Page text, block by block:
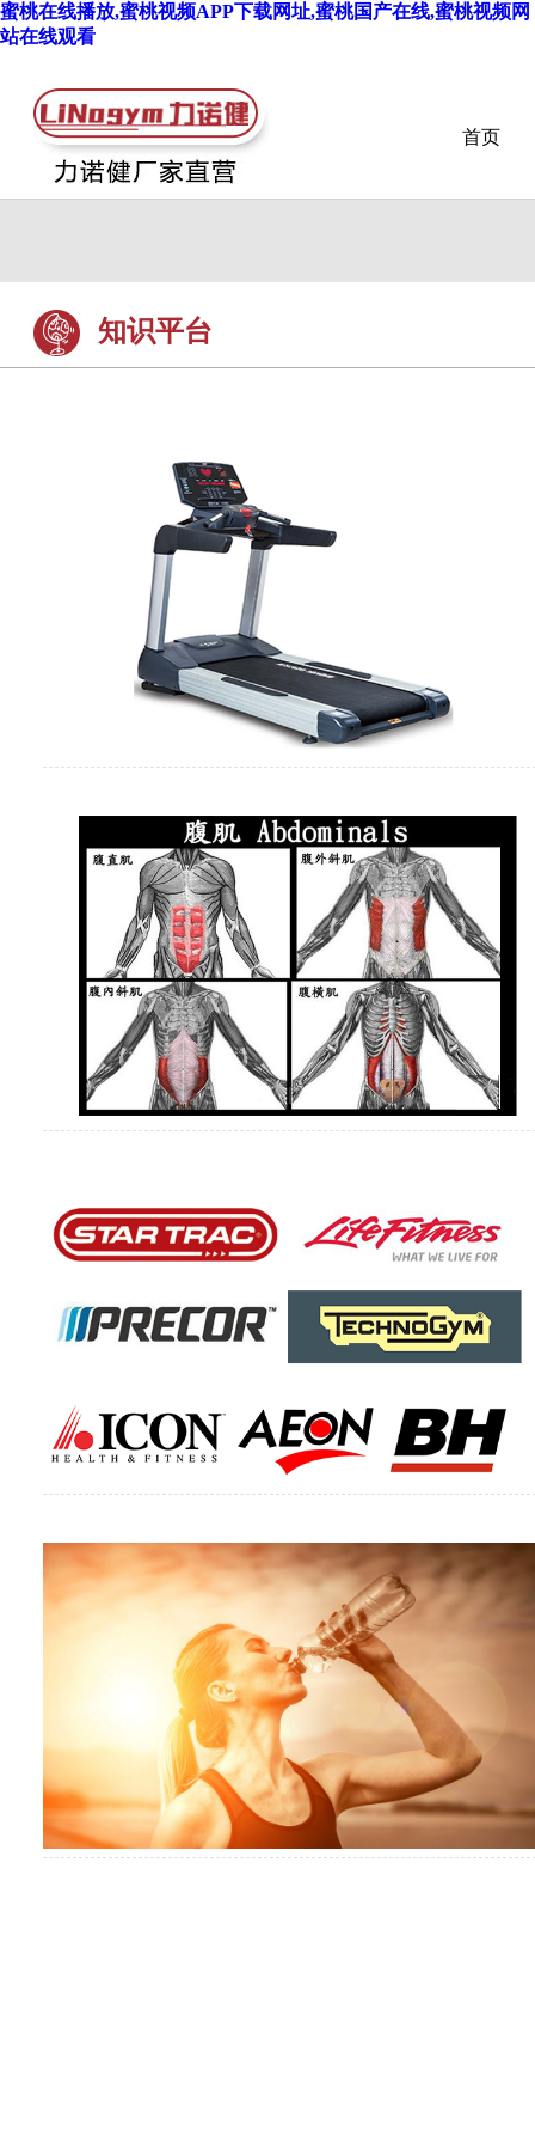
蜜桃在线播放,蜜桃视频APP下载网址,蜜桃国产在线,蜜桃视频网
站在线观看
首页
知识平台